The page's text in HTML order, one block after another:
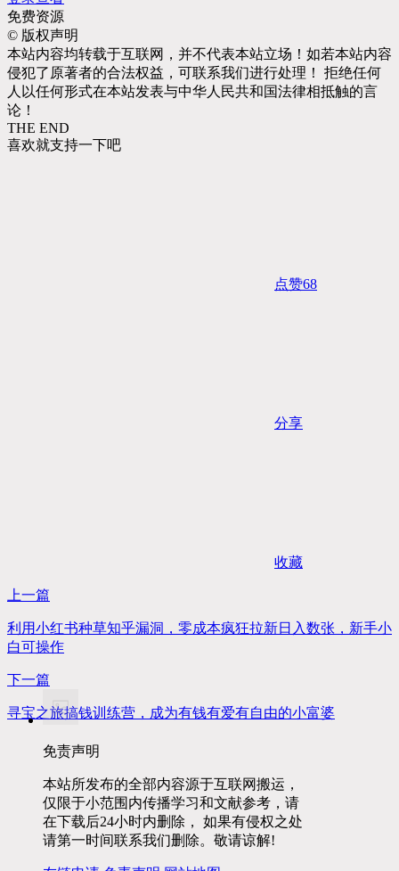
免费资源
© 版权声明
本站内容均转载于互联网，并不代表本站立场！如若本站内容
侵犯了原著者的合法权益，可联系我们进行处理！ 拒绝任何
人以任何形式在本站发表与中华人民共和国法律相抵触的言
论！
THE END
喜欢就支持一下吧
点赞68
分享
收藏
上一篇
利用小红书种草知乎漏洞，零成本疯狂拉新日入数张，新手小
白可操作
下一篇
寻宝之旅搞钱训练营，成为有钱有爱有自由的小富婆
免责声明
本站所发布的全部内容源于互联网搬运，
仅限于小范围内传播学习和文献参考，请
在下载后24小时内删除， 如果有侵权之处
请第一时间联系我们删除。敬请谅解!